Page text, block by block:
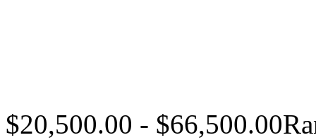
$20,500.00 - $66,500.00